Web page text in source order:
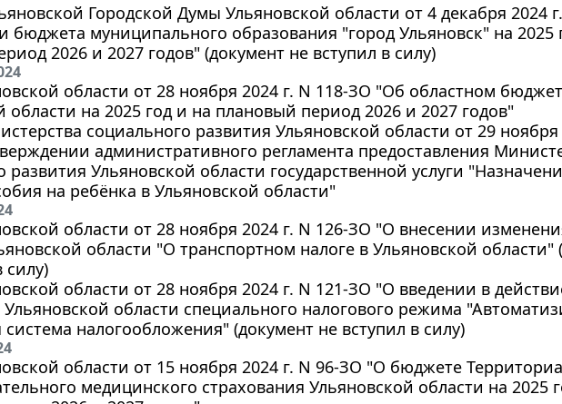
Городской Думы Ульяновской области от 4 декабря 2024
бюджета муниципального образования "город Ульяновск" на 2025
2026 и 2027 годов" (документ не вступил в силу)
области от 28 ноября 2024 г. N 118-ЗО "Об областном
области на 2025 год и на плановый период 2026 и 2027 годов"
социального развития Ульяновской области от 29 ноября
административного регламента предоставления
развития Ульяновской области государственной услуги
на ребёнка в Ульяновской области"
области от 28 ноября 2024 г. N 126-ЗО "О внесении
области "О транспортном налоге в Ульяновской области"
силу)
области от 28 ноября 2024 г. N 121-ЗО "О введении в
области специального налогового режима
налогообложения" (документ не вступил в силу)
области от 15 ноября 2024 г. N 96-ЗО "О бюджете
медицинского страхования Ульяновской области на 2025